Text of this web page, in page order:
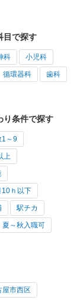
目で探す
科 小児科
循環器科 歯科
り条件で探す
1～9
上
10ｈ以下
駅チカ
夏～秋入職可
屋市西区